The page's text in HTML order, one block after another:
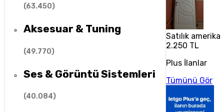
(63.450)
Aksesuar & Tuning
(49.770)
Ses & Görüntü Sistemleri
(40.084)
Satılık
2.250 TL
Plus İlanlar
Tümünü Gör